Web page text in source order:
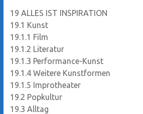
19 ALLES IST INSPIRATION
19.1 Kunst
19.1.1 Film
19.1.2 Literatur
19.1.3 Performance-Kunst
19.1.4 Weitere Kunstformen
19.1.5 Improtheater
19.2 Popkultur
19.3 Alltag